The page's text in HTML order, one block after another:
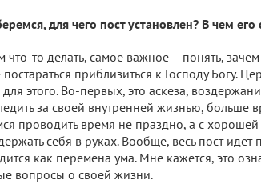
для чего пост установлен? В чем его
то делать, самое важное – понять,
приблизиться к Господу Богу.
этого. Во-первых, это аскеза,
за своей внутренней жизнью, больше
проводить время не праздно, а с
себя в руках. Вообще, весь пост
как перемена ума. Мне кажется, это
вопросы о своей жизни.